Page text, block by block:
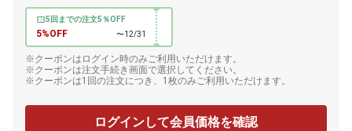
5回までの注文5％OFF
5%OFF 〜12/31
クーポンはログイン時のみご利用いただけます。
クーポンは注文手続き画面で選択してください。
クーポンは1回の注文につき、1枚のみご利用いただけます。
ログインして会員価格を確認